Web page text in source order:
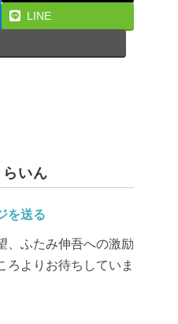
LINE
いん
を送る
、ふたみ伸吾への激励
ろよりお待ちしていま
にしてください。